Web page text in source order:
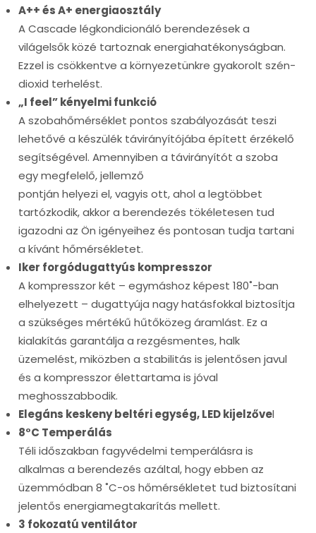
A++ és A+ energiaosztály
A Cascade légkondicionáló berendezések a
világelsők közé tartoznak energiahatékonyságban.
Ezzel is csökkentve a környezetünkre gyakorolt szén-
dioxid terhelést.
„I feel” kényelmi funkció
A szobahőmérséklet pontos szabályozását teszi
lehetővé a készülék távirányítójába épített érzékelő
segítségével. Amennyiben a távirányítót a szoba
egy megfelelő, jellemző
pontján helyezi el, vagyis ott, ahol a legtöbbet
tartózkodik, akkor a berendezés tökéletesen tud
igazodni az Ön igényeihez és pontosan tudja tartani
a kívánt hőmérsékletet.
Iker forgódugattyús kompresszor
A kompresszor két – egymáshoz képest 180˚-ban
elhelyezett – dugattyúja nagy hatásfokkal biztosítja
a szükséges mértékű hűtőközeg áramlást. Ez a
kialakítás garantálja a rezgésmentes, halk
üzemelést, miközben a stabilitás is jelentősen javul
és a kompresszor élettartama is jóval
meghosszabbodik.
Elegáns keskeny beltéri egység, LED kijelzővel
8°C Temperálás
Téli időszakban fagyvédelmi temperálásra is
alkalmas a berendezés azáltal, hogy ebben az
üzemmódban 8 ˚C-os hőmérsékletet tud biztosítani
jelentős energiamegtakarítás mellett.
3 fokozatú ventilátor